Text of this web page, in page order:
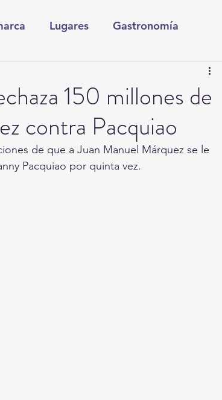
Lugares Gastronomía
Torreón
Internacionales Tecnología
Derechairos Fragmentos de la
150 millones de
contra Pacquiao
de que a Juan Manuel Márquez se le
Pacquiao por quinta vez.